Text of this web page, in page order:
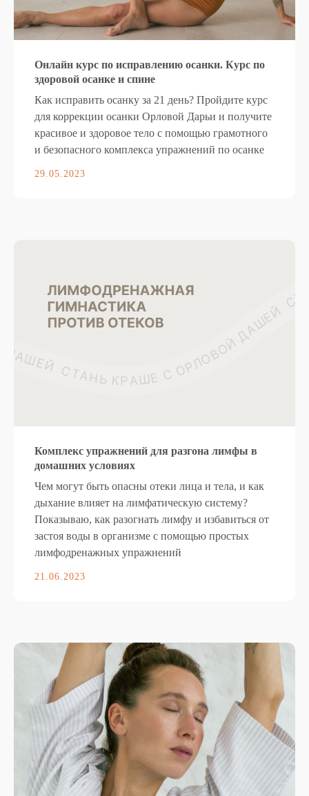
Онлайн курс по исправлению осанки. Курс по
здоровой осанке и спине
Как исправить осанку за 21 день? Пройдите курс
для коррекции осанки Орловой Дарьи и получите
красивое и здоровое тело с помощью грамотного
и безопасного комплекса упражнений по осанке
29.05.2023
Комплекс упражнений для разгона лимфы в
домашних условиях
Чем могут быть опасны отеки лица и тела, и как
дыхание влияет на лимфатическую систему?
Показываю, как разогнать лимфу и избавиться от
застоя воды в организме с помощью простых
лимфодренажных упражнений
21.06.2023